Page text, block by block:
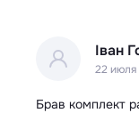
Іван
22 июля
Брав комплект